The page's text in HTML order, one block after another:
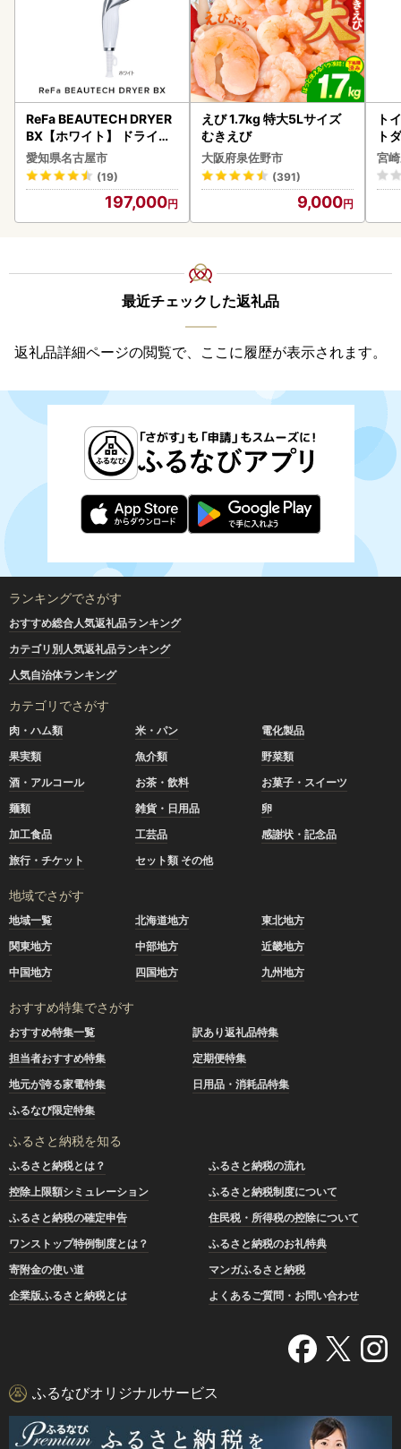
ReFa BEAUTECH DRYER
BX【ホワイト】 ドライヤ
ー 美容 家電 ドライヤー リ
ファ
愛知県名古屋市
(19)
197,000
えび 1.7kg 特大5Lサイズ
むきえび
大阪府泉佐野市
(391)
9,000
ト
ト
速
宮
最近チェックした返礼品
返礼品詳細ページの閲覧で、ここに履歴が表示されます。
ランキングでさがす
おすすめ総合人気返礼品ランキング
カテゴリ別人気返礼品ランキング
人気自治体ランキング
カテゴリでさがす
肉・ハム類 米・パン
電化製品
果実類
魚介類
野菜類
酒・アルコール
お茶・飲料
お菓子・スイーツ
麺類
雑貨・日用品
卵
加工食品
工芸品
感謝状・記念品
旅行・チケット
セット類 その他
地域でさがす
地域一覧 北海道地方
東北地方
関東地方
中部地方
近畿地方
中国地方
四国地方 九州地方
おすすめ特集でさがす
おすすめ特集一覧
訳あり返礼品特集
担当者おすすめ特集
定期便特集
地元が誇る家電特集
日用品・消耗品特集
ふるなび限定特集
ふるさと納税を知る
ふるさと納税とは？
ふるさと納税の流れ
控除上限額シミュレーション
ふるさと納税制度について
ふるさと納税の確定申告
住民税・所得税の控除について
ワンストップ特例制度とは？
ふるさと納税のお礼特典
寄附金の使い道
マンガふるさと納税
企業版ふるさと納税とは
よくあるご質問・お問い合わせ
ふるなびオリジナルサービス